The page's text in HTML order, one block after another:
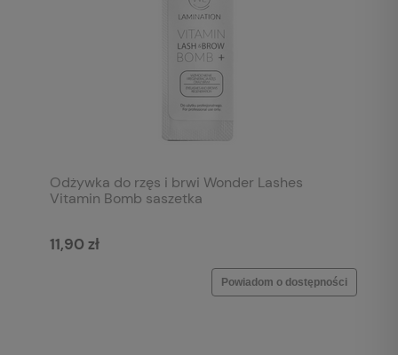
Odżywka do rzęs i brwi Wonder Lashes
Vitamin Bomb saszetka
11,90 zł
Powiadom o dostępności